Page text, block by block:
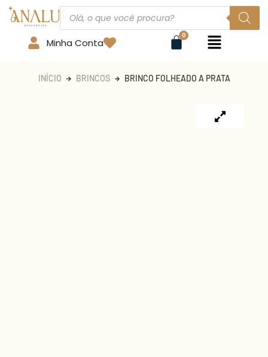
Minha Conta
INÍCIO BRINCOS BRINCO FOLHEADO A PRATA